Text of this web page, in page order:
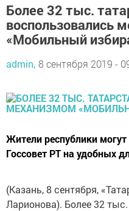
Более 32 тыс.
воспользовались
«Мобильный
admin, 8 сентября 2019 -
Жители республики
Госсовет РТ на удобных
(Казань, 8 сентября,
Ларионова). Более 32